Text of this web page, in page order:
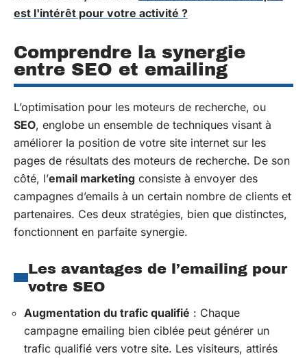
est l'intérêt pour votre activité ?
Comprendre la synergie
entre SEO et emailing
L’optimisation pour les moteurs de recherche, ou
SEO, englobe un ensemble de techniques visant à
améliorer la position de votre site internet sur les
pages de résultats des moteurs de recherche. De son
côté, l’email marketing consiste à envoyer des
campagnes d’emails à un certain nombre de clients et
partenaires. Ces deux stratégies, bien que distinctes,
fonctionnent en parfaite synergie.
Les avantages de l’emailing pour
votre SEO
Augmentation du trafic qualifié : Chaque
campagne emailing bien ciblée peut générer un
trafic qualifié vers votre site. Les visiteurs, attirés